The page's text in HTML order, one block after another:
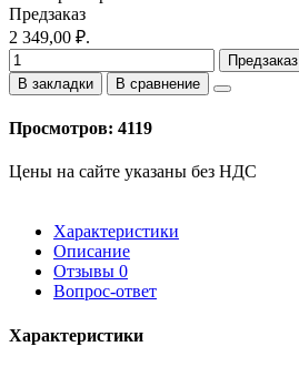
Предзаказ
2 349,00 ₽.
Предзаказ
В закладки
В сравнение
Просмотров: 4119
Цены на сайте указаны без НДС
Характеристики
Описание
Отзывы 0
Вопрос-ответ
Характеристики